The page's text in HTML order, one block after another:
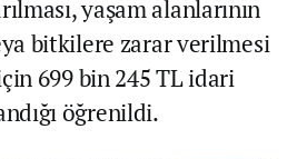
yaşam alanlarının
bitkilere zarar verilmesi
699 bin 245 TL idari
öğrenildi.